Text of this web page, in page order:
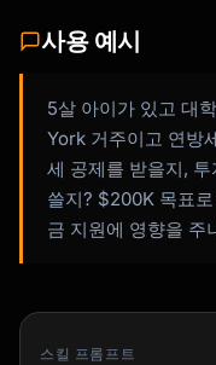
사용 예시
5살 아이가 있고 대
York 거주이고 연방
세 공제를 받을지,
쓸지? $200K 목표
금 지원에 영향을 주
스킬 프롬프트